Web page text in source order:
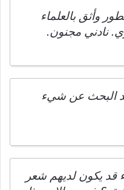
وأثق بالعلماء
نادني مجنون.
البحث عن شيء
قد يكون لديهم شعر